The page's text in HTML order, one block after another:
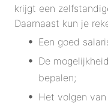
krijgt een
Daarnaast kun je
Een goed
De
bepalen;
Het volgen